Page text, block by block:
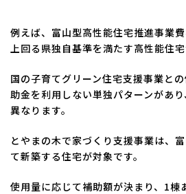
例えば、富山型高性能住宅推進事業
上回る県独自基準を満たす高性能住宅
国の子育てグリーン住宅支援事業と
助金を利用しない単独パターンがあ
異なります。
とやまの木で家づくり支援事業は、
て新築する住宅が対象です。
使用量に応じて補助額が決まり、1棟